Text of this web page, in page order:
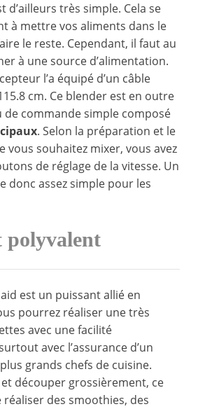
très simple. Cela se
à mettre vos aliments dans le
le reste. Cependant, il faut au
à une source d’alimentation.
l’a équipé d’un câble
cm. Ce blender est en outre
de commande simple composé
. Selon la préparation et le
vous souhaitez mixer, vous avez
de réglage de la vitesse. Un
donc assez simple pour les
polyvalent
est un puissant allié en
pourrez réaliser une très
avec une facilité
avec l’assurance d’un
grands chefs de cuisine.
découper grossièrement, ce
des smoothies, des